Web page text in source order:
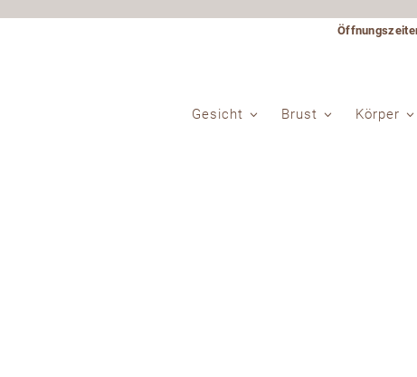
Gesicht Brust Körper